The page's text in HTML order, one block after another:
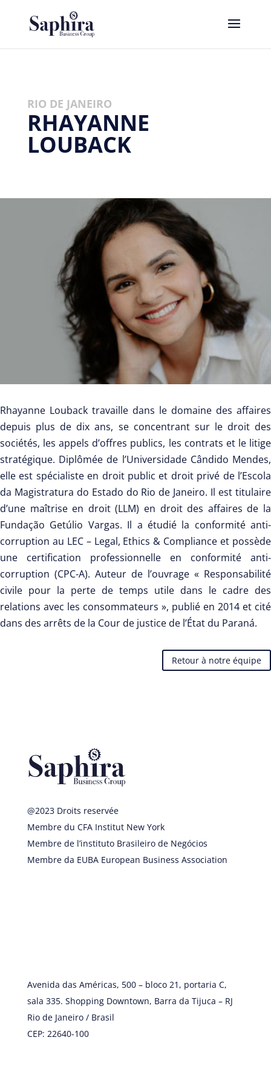
RIO DE JANEIRO
RHAYANNE
LOUBACK
Rhayanne Louback travaille dans le domaine des affaires
depuis plus de dix ans, se concentrant sur le droit des
sociétés, les appels d’offres publics, les contrats et le litige
stratégique. Diplômée de l’Universidade Cândido Mendes,
elle est spécialiste en droit public et droit privé de l’Escola
da Magistratura do Estado do Rio de Janeiro. Il est titulaire
d’une maîtrise en droit (LLM) en droit des affaires de la
Fundação Getúlio Vargas. Il a étudié la conformité anti-
corruption au LEC – Legal, Ethics & Compliance et possède
une certification professionnelle en conformité anti-
corruption (CPC-A). Auteur de l’ouvrage « Responsabilité
civile pour la perte de temps utile dans le cadre des
relations avec les consommateurs », publié en 2014 et cité
dans des arrêts de la Cour de justice de l’État du Paraná.
Retour à notre équipe
@2023 Droits reservée
Membre du CFA Institut New York
Membre de l’instituto Brasileiro de Negócios
Membre da EUBA European Business Association
Avenida das Américas, 500 – bloco 21, portaria C,
sala 335. Shopping Downtown, Barra da Tijuca – RJ
Rio de Janeiro / Brasil
CEP: 22640-100